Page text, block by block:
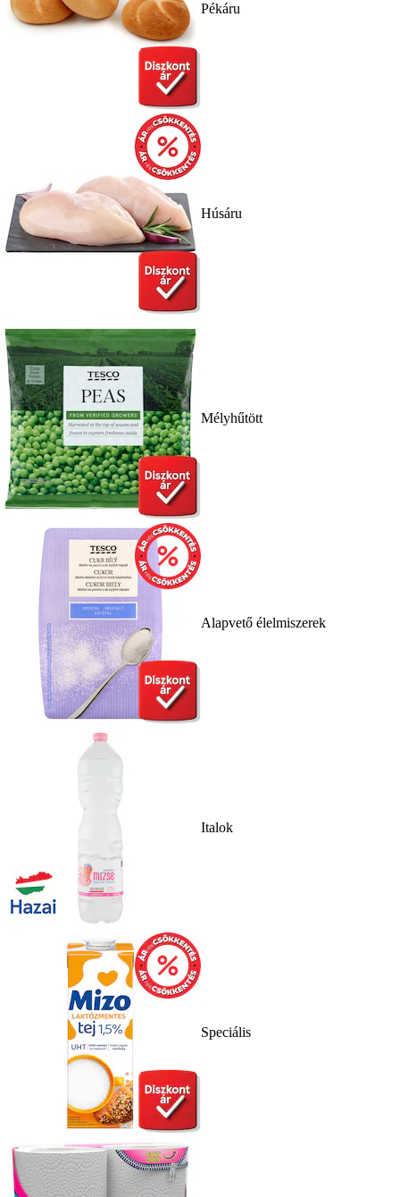
Pékáru
Húsáru
Mélyhűtött
Alapvető élelmiszerek
Italok
Speciális